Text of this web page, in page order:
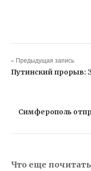
« Предыдущая запись
Путинский прорыв:
Симферополь
Что еще